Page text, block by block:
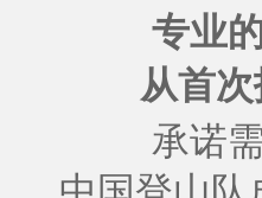
专业
从首
承诺